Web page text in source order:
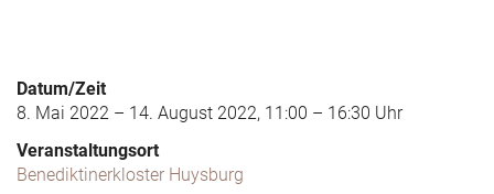
Datum/Zeit
8. Mai 2022 – 14. August 2022, 11:00 – 16:30 Uhr
Veranstaltungsort
Benediktinerkloster Huysburg